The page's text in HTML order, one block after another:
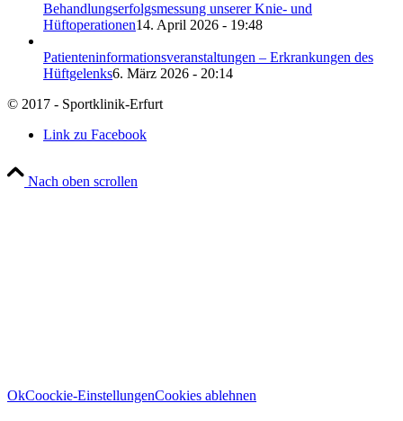
Behandlungserfolgsmessung unserer Knie- und
Hüftoperationen14. April 2026 - 19:48
Patienteninformationsveranstaltungen – Erkrankungen des
Hüftgelenks6. März 2026 - 20:14
© 2017 - Sportklinik-Erfurt
Link zu Facebook
Nach oben scrollen
OkCoockie-EinstellungenCookies ablehnen